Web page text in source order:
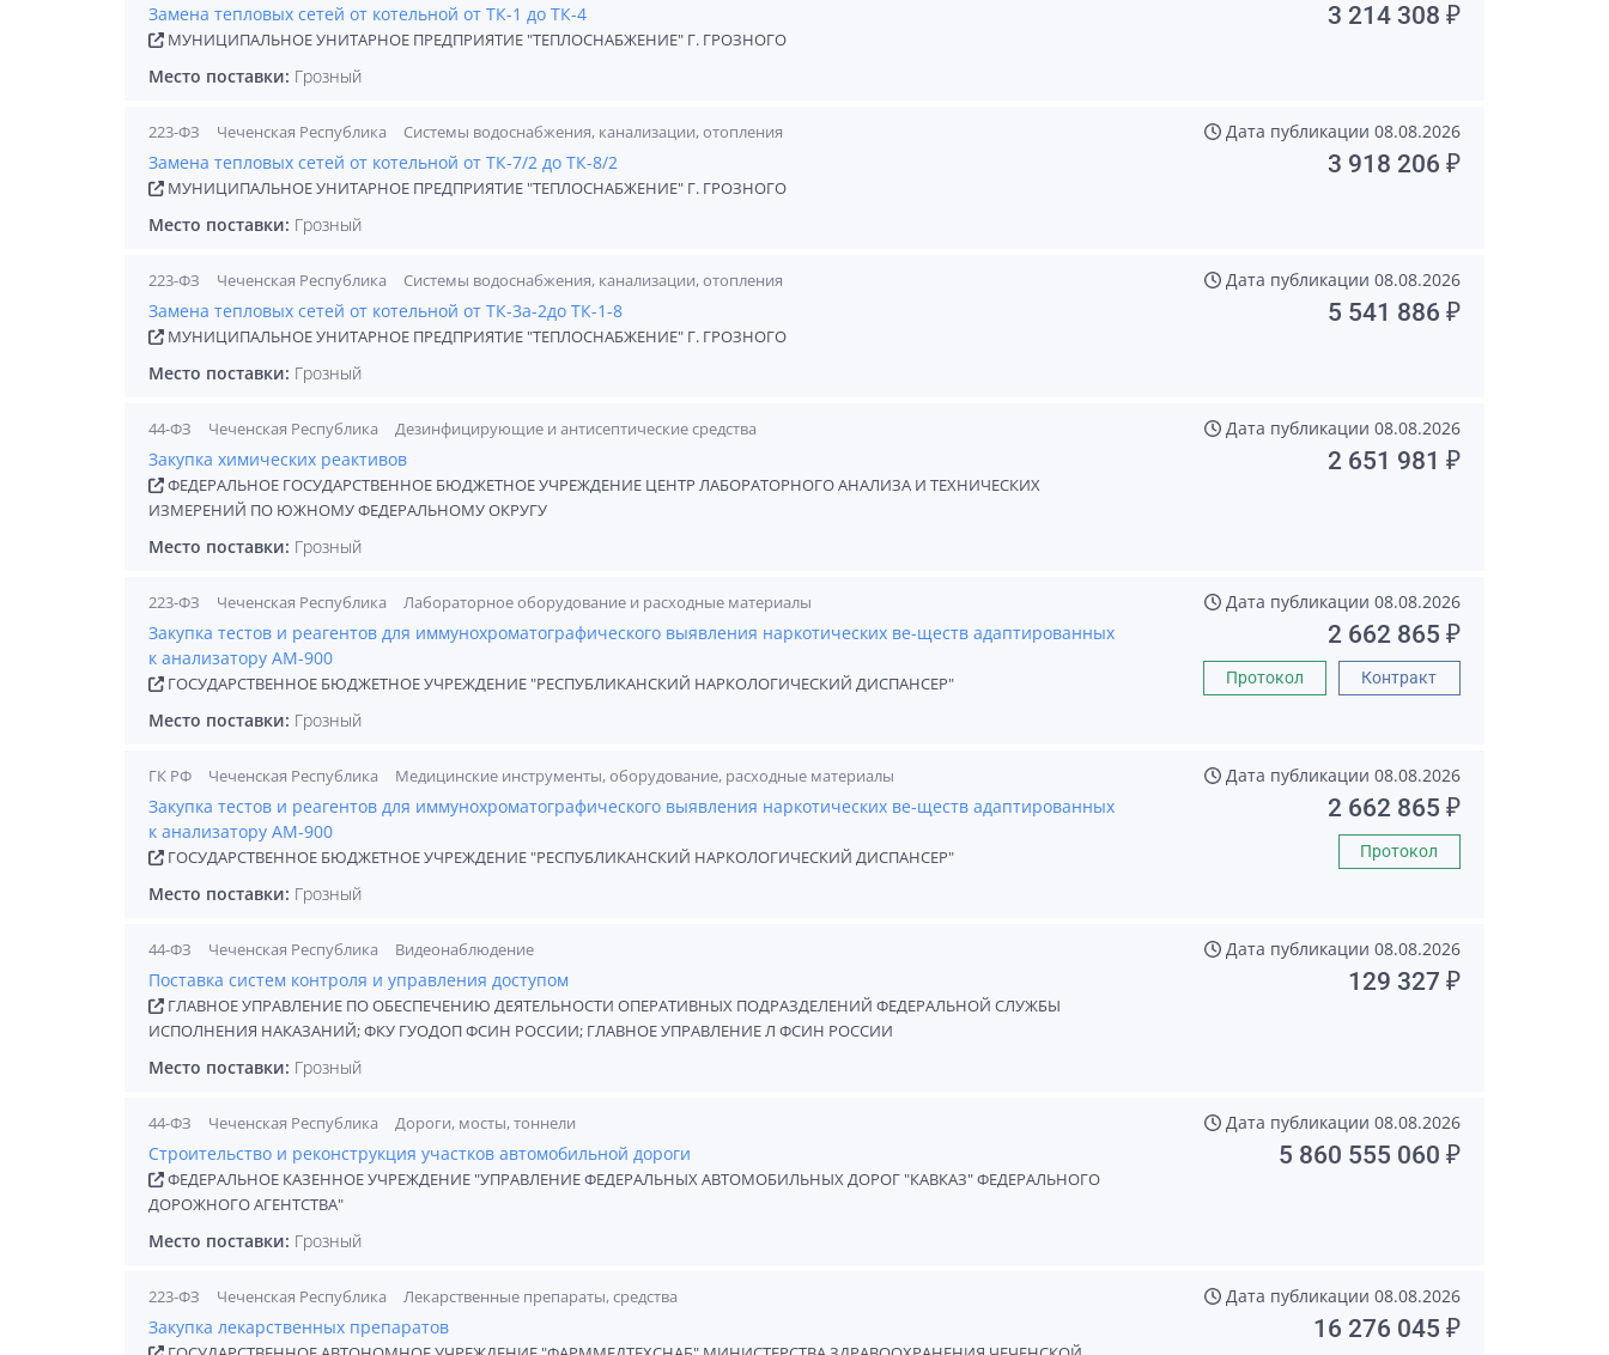
Замена тепловых сетей от котельной от ТК-1 до ТК-4
МУНИЦИПАЛЬНОЕ УНИТАРНОЕ ПРЕДПРИЯТИЕ "ТЕПЛОСНАБЖЕНИЕ" Г. ГРОЗНОГО
3 214 308 ₽
Место поставки: Грозный
223-ФЗ Чеченская Республика Системы водоснабжения, канализации, отопления Дата публикации 08.08.2026
Замена тепловых сетей от котельной от ТК-7/2 до ТК-8/2
МУНИЦИПАЛЬНОЕ УНИТАРНОЕ ПРЕДПРИЯТИЕ "ТЕПЛОСНАБЖЕНИЕ" Г. ГРОЗНОГО
3 918 206 ₽
Место поставки: Грозный
223-ФЗ Чеченская Республика Системы водоснабжения, канализации, отопления Дата публикации 08.08.2026
Замена тепловых сетей от котельной от ТК-3а-2до ТК-1-8
МУНИЦИПАЛЬНОЕ УНИТАРНОЕ ПРЕДПРИЯТИЕ "ТЕПЛОСНАБЖЕНИЕ" Г. ГРОЗНОГО
5 541 886 ₽
Место поставки: Грозный
44-ФЗ Чеченская Республика Дезинфицирующие и антисептические средства Дата публикации 08.08.2026
Закупка химических реактивов
ФЕДЕРАЛЬНОЕ ГОСУДАРСТВЕННОЕ БЮДЖЕТНОЕ УЧРЕЖДЕНИЕ ЦЕНТР ЛАБОРАТОРНОГО АНАЛИЗА И ТЕХНИЧЕСКИХ
ИЗМЕРЕНИЙ ПО ЮЖНОМУ ФЕДЕРАЛЬНОМУ ОКРУГУ
2 651 981 ₽
Место поставки: Грозный
223-ФЗ Чеченская Республика Лабораторное оборудование и расходные материалы Дата публикации 08.08.2026
Закупка тестов и реагентов для иммунохроматографического выявления наркотических ве-ществ адаптированных
к анализатору АМ-900
ГОСУДАРСТВЕННОЕ БЮДЖЕТНОЕ УЧРЕЖДЕНИЕ "РЕСПУБЛИКАНСКИЙ НАРКОЛОГИЧЕСКИЙ ДИСПАНСЕР"
2 662 865 ₽
Протокол Контракт
Место поставки: Грозный
ГК РФ Чеченская Республика Медицинские инструменты, оборудование, расходные материалы Дата публикации 08.08.2026
Закупка тестов и реагентов для иммунохроматографического выявления наркотических ве-ществ адаптированных
к анализатору АМ-900
ГОСУДАРСТВЕННОЕ БЮДЖЕТНОЕ УЧРЕЖДЕНИЕ "РЕСПУБЛИКАНСКИЙ НАРКОЛОГИЧЕСКИЙ ДИСПАНСЕР"
2 662 865 ₽
Протокол
Место поставки: Грозный
44-ФЗ Чеченская Республика Видеонаблюдение Дата публикации 08.08.2026
Поставка систем контроля и управления доступом
ГЛАВНОЕ УПРАВЛЕНИЕ ПО ОБЕСПЕЧЕНИЮ ДЕЯТЕЛЬНОСТИ ОПЕРАТИВНЫХ ПОДРАЗДЕЛЕНИЙ ФЕДЕРАЛЬНОЙ СЛУЖБЫ
ИСПОЛНЕНИЯ НАКАЗАНИЙ; ФКУ ГУОДОП ФСИН РОССИИ; ГЛАВНОЕ УПРАВЛЕНИЕ Л ФСИН РОССИИ
129 327 ₽
Место поставки: Грозный
44-ФЗ Чеченская Республика Дороги, мосты, тоннели Дата публикации 08.08.2026
Строительство и реконструкция участков автомобильной дороги
ФЕДЕРАЛЬНОЕ КАЗЕННОЕ УЧРЕЖДЕНИЕ "УПРАВЛЕНИЕ ФЕДЕРАЛЬНЫХ АВТОМОБИЛЬНЫХ ДОРОГ "КАВКАЗ" ФЕДЕРАЛЬНОГО
ДОРОЖНОГО АГЕНТСТВА"
5 860 555 060 ₽
Место поставки: Грозный
223-ФЗ Чеченская Республика Лекарственные препараты, средства Дата публикации 08.08.2026
Закупка лекарственных препаратов
16 276 045 ₽